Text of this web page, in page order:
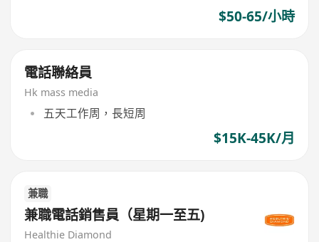
$50-65/小時
電話聯絡員
Hk mass media
五天工作周，長短周
$15K-45K/月
兼職
兼職電話銷售員（星期一至五)
Healthie Diamond